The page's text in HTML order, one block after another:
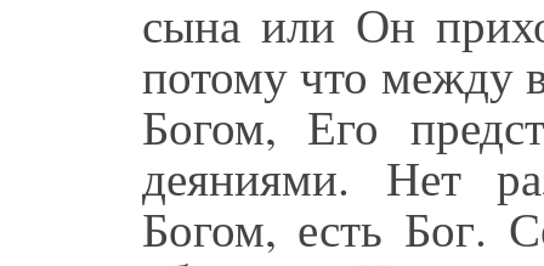
сына или Он
потому что между
Богом, Его
деяниями. Нет
Богом, есть Бог.